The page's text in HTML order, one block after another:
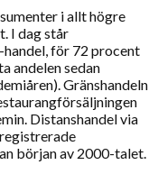
i allt högre
I dag står
för 72 procent
andelen sedan
Gränshandeln
Distanshandel via
början av 2000-talet.